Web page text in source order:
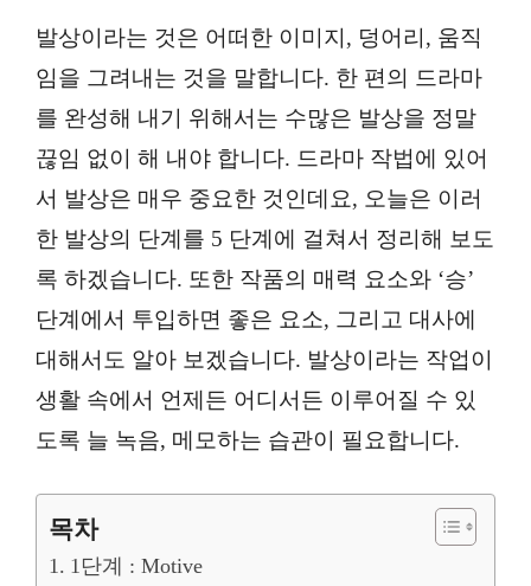
발상이라는 것은 어떠한 이미지, 덩어리, 움직
임을 그려내는 것을 말합니다. 한 편의 드라마
를 완성해 내기 위해서는 수많은 발상을 정말
끊임 없이 해 내야 합니다. 드라마 작법에 있어
서 발상은 매우 중요한 것인데요, 오늘은 이러
한 발상의 단계를 5 단계에 걸쳐서 정리해 보도
록 하겠습니다. 또한 작품의 매력 요소와 ‘승’
단계에서 투입하면 좋은 요소, 그리고 대사에
대해서도 알아 보겠습니다. 발상이라는 작업이
생활 속에서 언제든 어디서든 이루어질 수 있
도록 늘 녹음, 메모하는 습관이 필요합니다.
목차
1단계 : Motive